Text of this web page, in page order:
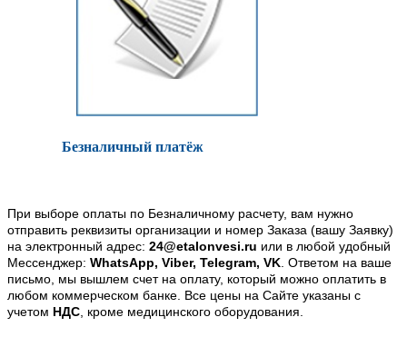
Безналичный платёж
При выборе оплаты по Безналичному расчету, вам нужно
отправить реквизиты организации и номер Заказа (вашу Заявку)
на электронный адрес: 24@etalonvesi.ru или в любой удобный
Мессенджер: WhatsApp, Viber, Telegram, VK. Ответом на ваше
письмо, мы вышлем счет на оплату, который можно оплатить в
любом коммерческом банке. Все цены на Сайте указаны с
учетом НДС, кроме медицинского оборудования.